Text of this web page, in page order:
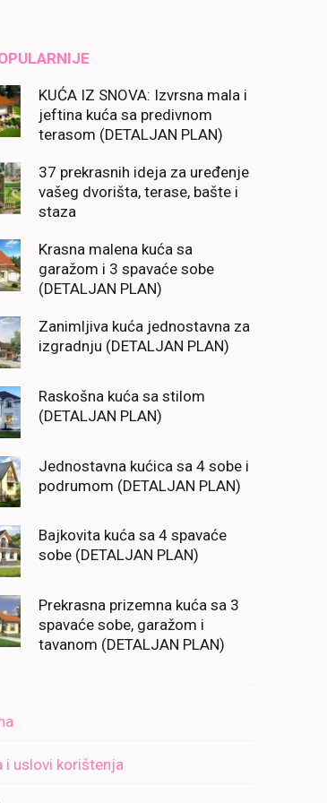
KUĆA IZ SNOVA: Izvrsna mala i
jeftina kuća sa predivnom
terasom (DETALJAN PLAN)
37 prekrasnih ideja za uređenje
vašeg dvorišta, terase, bašte i
staza
Krasna malena kuća sa
garažom i 3 spavaće sobe
(DETALJAN PLAN)
Zanimljiva kuća jednostavna za
izgradnju (DETALJAN PLAN)
Raskošna kuća sa stilom
(DETALJAN PLAN)
Jednostavna kućica sa 4 sobe i
podrumom (DETALJAN PLAN)
Bajkovita kuća sa 4 spavaće
sobe (DETALJAN PLAN)
Prekrasna prizemna kuća sa 3
spavaće sobe, garažom i
tavanom (DETALJAN PLAN)
i uslovi korištenja